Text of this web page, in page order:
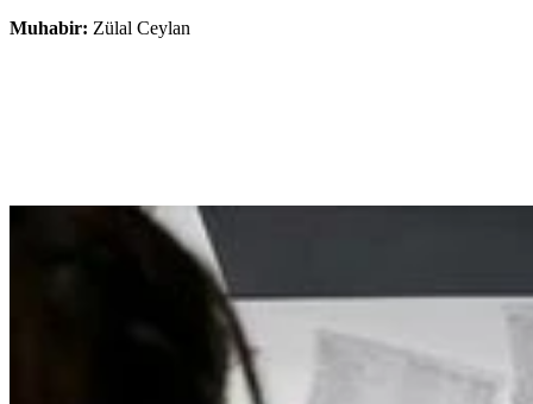
Muhabir: Zülal Ceylan